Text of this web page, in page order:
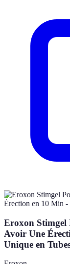
Eroxon Stimgel
Avoir Une
Unique en